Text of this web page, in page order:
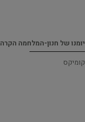
יומנו של חנון-המלחמה הקרה
קומיקס